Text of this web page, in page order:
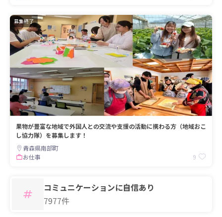
募集終了
果物が豊富な地域で外国人との交流や支援の活動に携わる方（地域おこ
し協力隊）を募集します！
青森県南部町
お仕事
9
コミュニケーションに自信あり
7977件